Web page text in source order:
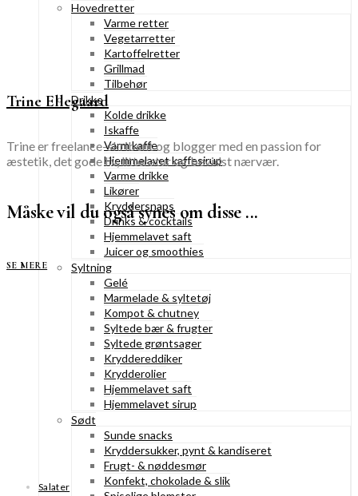
Hovedretter
Varme retter
Vegetarretter
Kartoffelretter
Grillmad
Tilbehør
Drikke
Kolde drikke
Iskaffe
Varm kaffe
Hjemmelavet kaffesirup
Varme drikke
Likører
Kryddersnaps
Drinks & cocktails
Hjemmelavet saft
Juicer og smoothies
Syltning
Gelé
Marmelade & syltetøj
Kompot & chutney
Syltede bær & frugter
Syltede grøntsager
Kryddereddiker
Krydderolier
Hjemmelavet saft
Hjemmelavet sirup
Sødt
Sunde snacks
Kryddersukker, pynt & kandiseret
Frugt- & nøddesmør
Konfekt, chokolade & slik
Trine Ellegaard
Trine er freelance-skribent og blogger med en passion for
æstetik, det gode liv, litteratur og bevidst nærvær.
Måske vil du også synes om disse ...
SE MERE
Salater